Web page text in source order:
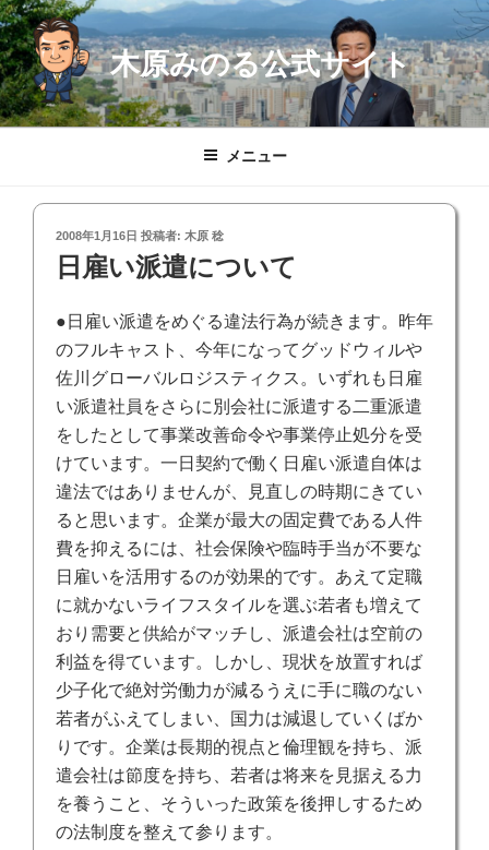
コ
ン
テ
ン
ツ
木原みのる公式サイト
メニュー
投
稿
日:
2008年1月16日 投稿者: 木原 稔
日雇い派遣について
●日雇い派遣をめぐる違法行為が続きます。昨年
のフルキャスト、今年になってグッドウィルや
佐川グローバルロジスティクス。いずれも日雇
い派遣社員をさらに別会社に派遣する二重派遣
をしたとして事業改善命令や事業停止処分を受
けています。 一日契約で働く日雇い派遣自体は
違法ではありませんが、見直しの時期にきてい
ると思います。企業が最大の固定費である人件
費を抑えるには、社会保険や臨時手当が不要な
日雇いを活用するのが効果的です。あえて定職
に就かないライフスタイルを選ぶ若者も増えて
おり需要と供給がマッチし、派遣会社は空前の
利益を得ています。しかし、現状を放置すれば
少子化で絶対労働力が減るうえに手に職のない
若者がふえてしまい、国力は減退していくばか
りです。 企業は長期的視点と倫理観を持ち、派
遣会社は節度を持ち、若者は将来を見据える力
を養うこと、そういった政策を後押しするため
の法制度を整えて参ります。